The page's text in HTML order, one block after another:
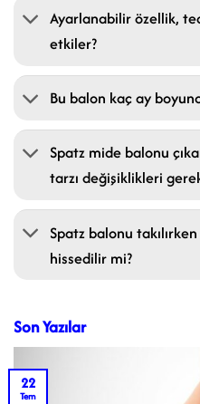
Ayarlanabilir özellik,
etkiler?
Bu balon kaç ay
Spatz mide balonu
tarzı değişiklikleri
Spatz balonu
hissedilir mi?
Son Yazılar
22
Tem